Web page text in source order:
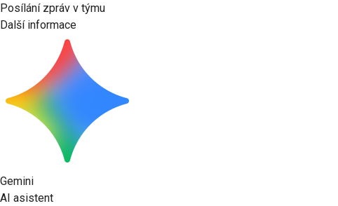
Posílání zpráv v týmu
Další informace
Gemini
AI asistent